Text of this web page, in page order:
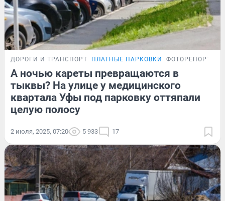
ДОРОГИ И ТРАНСПОРТ ПЛАТНЫЕ ПАРКОВКИ ФОТОРЕПОРТАЖ
А ночью кареты превращаются в
тыквы? На улице у медицинского
квартала Уфы под парковку оттяпали
целую полосу
2 июля, 2025, 07:20 5 933 17